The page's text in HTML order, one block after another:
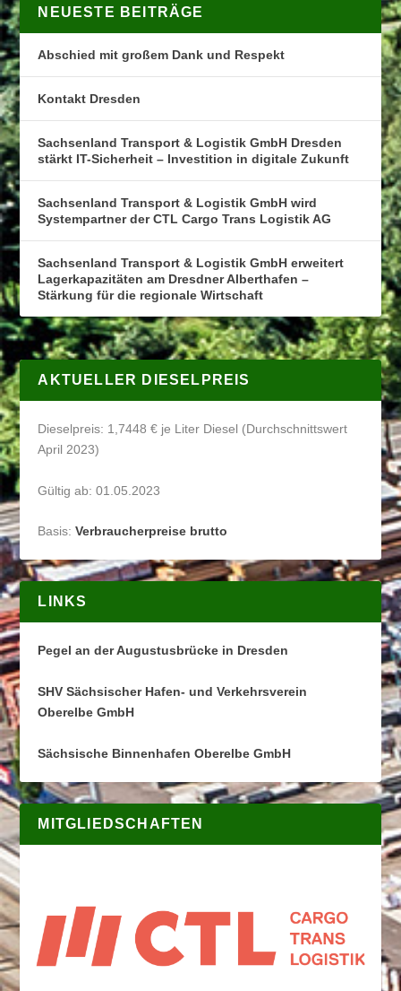
NEUESTE BEITRÄGE
Abschied mit großem Dank und Respekt
Kontakt Dresden
Sachsenland Transport & Logistik GmbH Dresden
stärkt IT-Sicherheit – Investition in digitale Zukunft
Sachsenland Transport & Logistik GmbH wird
Systempartner der CTL Cargo Trans Logistik AG
Sachsenland Transport & Logistik GmbH erweitert
Lagerkapazitäten am Dresdner Alberthafen –
Stärkung für die regionale Wirtschaft
AKTUELLER DIESELPREIS
Dieselpreis: 1,7448 € je Liter Diesel (Durchschnittswert
April 2023)
Gültig ab: 01.05.2023
Basis:Verbraucherpreise brutto
LINKS
Pegel an der Augustusbrücke in Dresden
SHV Sächsischer Hafen- und Verkehrsverein
Oberelbe GmbH
Sächsische Binnenhafen Oberelbe GmbH
MITGLIEDSCHAFTEN